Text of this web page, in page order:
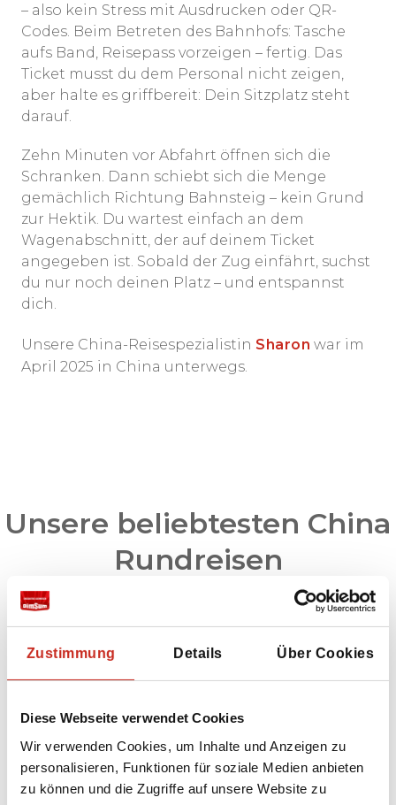
Zustimmung Details Über Cookies
Diese Webseite verwendet Cookies
Wir verwenden Cookies, um Inhalte und Anzeigen zu
personalisieren, Funktionen für soziale Medien anbieten
zu können und die Zugriffe auf unsere Website zu
– also kein Stress mit Ausdrucken oder QR-
Codes. Beim Betreten des Bahnhofs: Tasche
aufs Band, Reisepass vorzeigen – fertig. Das
Ticket musst du dem Personal nicht zeigen,
aber halte es griffbereit: Dein Sitzplatz steht
darauf.
Zehn Minuten vor Abfahrt öffnen sich die
Schranken. Dann schiebt sich die Menge
gemächlich Richtung Bahnsteig – kein Grund
zur Hektik. Du wartest einfach an dem
Wagenabschnitt, der auf deinem Ticket
angegeben ist. Sobald der Zug einfährt, suchst
du nur noch deinen Platz – und entspannst
dich.
Unsere China-Reisespezialistin Sharon war im
April 2025 in China unterwegs.
Unsere beliebtesten China
Rundreisen